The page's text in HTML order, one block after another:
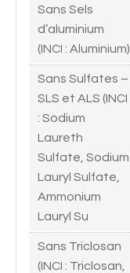
Sans Sels
d’aluminium
(INCI : Aluminium)
Sans Sulfates –
SLS et ALS (INCI
: Sodium
Laureth
Sulfate, Sodium
Lauryl Sulfate,
Ammonium
Lauryl Su
Sans Triclosan
(INCI : Triclosan,